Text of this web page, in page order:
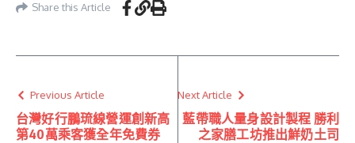
Share this Article
Previous Article
台灣好行鵬琉線營運創新高
第40萬乘客獲全年免費券
Next Article
藍帶職人量身設計製程 勝利
之家膳工坊推出鮮奶土司